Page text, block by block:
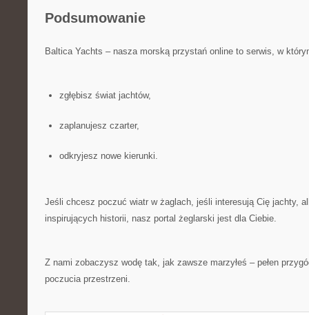
Podsumowanie
Baltica Yachts – nasza morską przystań online to serwis, w
zgłębisz świat jachtów,
zaplanujesz czarter,
odkryjesz nowe kierunki.
Jeśli chcesz poczuć wiatr w żaglach, jeśli interesują Cię jachty,
inspirujących historii, nasz portal żeglarski jest dla Ciebie.
Z nami zobaczysz wodę tak, jak zawsze marzyłeś – pełen
poczucia przestrzeni.